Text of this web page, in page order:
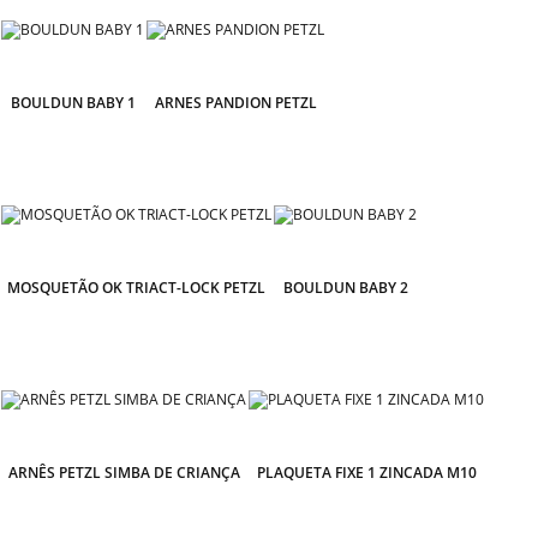
BOULDUN BABY 1 ARNES PANDION PETZL
MOSQUETÃO OK TRIACT-LOCK PETZL BOULDUN BABY 2
ARNÊS PETZL SIMBA DE CRIANÇA PLAQUETA FIXE 1 ZINCADA M10